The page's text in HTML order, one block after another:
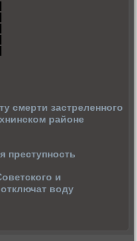
смерти застреленного
районе
преступность
и
воду